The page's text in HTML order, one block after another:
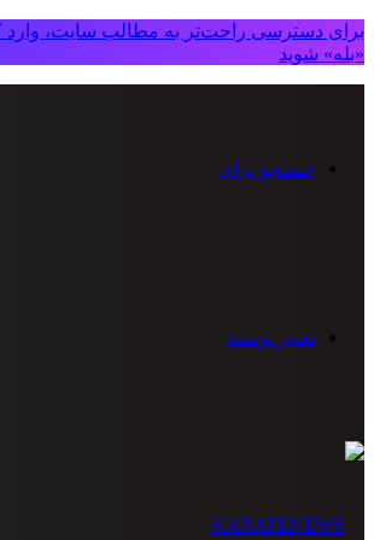
برای دسترسی راحت‌تر به مطالب سایت، وارد
«بله» شوید
جستجو برای
تغییر پوسته